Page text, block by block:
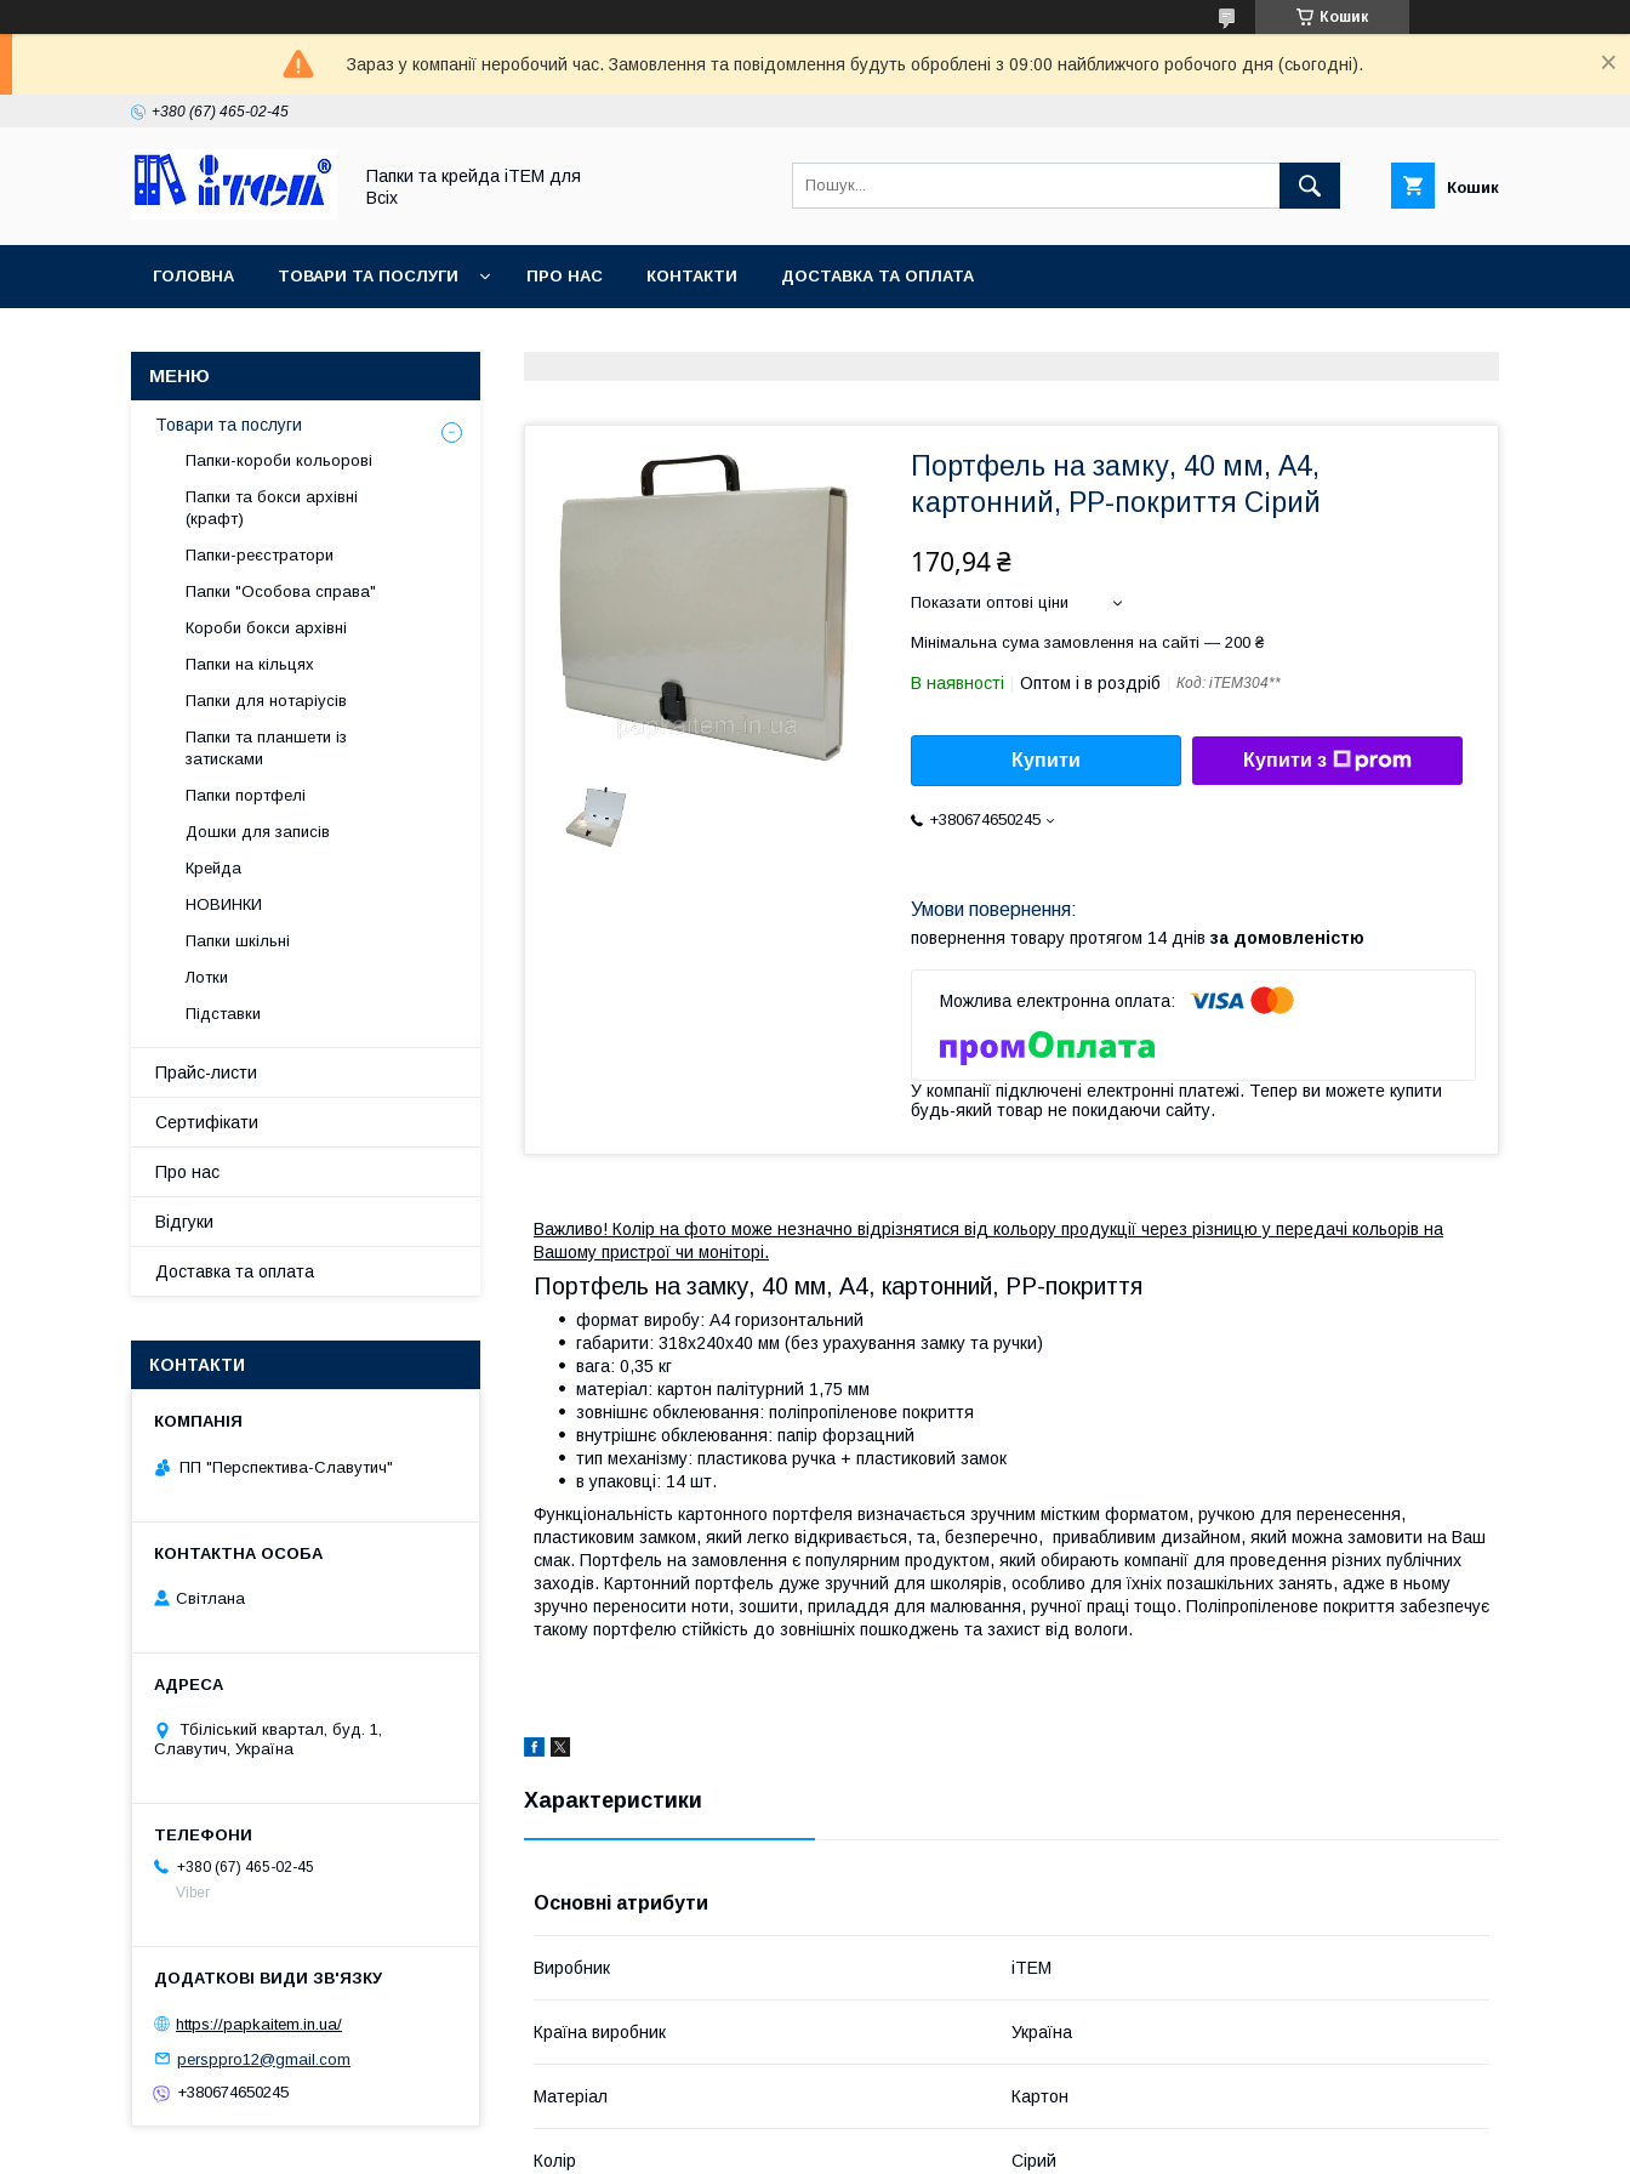
Кошик
Зараз у компанії неробочий час. Замовлення та повідомлення будуть оброблені з 09:00 найближчого робочого дня (сьогодні).
+380 (67) 465-02-45
Папки та крейда iTEM для
Всіх
Кошик
ГОЛОВНА ТОВАРИ ТА ПОСЛУГИ ПРО НАС КОНТАКТИ ДОСТАВКА ТА ОПЛАТА
Портфель на замку, 40 мм, А4,
картонний, PP-покриття Сірий
170,94 ₴
Показати оптові ціни
Мінімальна сума замовлення на сайті — 200 ₴
В наявності Оптом і в роздріб Код: iTEM304**
Купити Купити з
+380674650245
повернення товару протягом 14 днів за домовленістю
У компанії підключені електронні платежі. Тепер ви можете купити
будь-який товар не покидаючи сайту.
Важливо! Колір на фото може незначно відрізнятися від кольору продукції через різницю у передачі кольорів на
Вашому пристрої чи моніторі.
Портфель на замку, 40 мм, А4, картонний, PP-покриття
формат виробу: А4 горизонтальний
габарити: 318х240х40 мм (без урахування замку та ручки)
вага: 0,35 кг
матеріал: картон палітурний 1,75 мм
зовнішнє обклеювання: поліпропіленове покриття
внутрішнє обклеювання: папір форзацний
тип механізму: пластикова ручка + пластиковий замок
в упаковці: 14 шт.
Функціональність картонного портфеля визначається зручним містким форматом, ручкою для перенесення,
пластиковим замком, який легко відкривається, та, безперечно, привабливим дизайном, який можна замовити на Ваш
смак. Портфель на замовлення є популярним продуктом, який обирають компанії для проведення різних публічних
заходів. Картонний портфель дуже зручний для школярів, особливо для їхніх позашкільних занять, адже в ньому
зручно переносити ноти, зошити, приладдя для малювання, ручної праці тощо. Поліпропіленове покриття забезпечує
такому портфелю стійкість до зовнішніх пошкоджень та захист від вологи.
Характеристики
Основні атрибути
Виробник iTEM
Країна виробник Україна
Матеріал Картон
Колір Сірий
Товари та послуги
Папки-короби кольорові
Папки та бокси архівні
(крафт)
Папки-реєстратори
Папки "Особова справа"
Короби бокси архівні
Папки на кільцях
Папки для нотаріусів
Папки та планшети із
затисками
Папки портфелі
Дошки для записів
Крейда
НОВИНКИ
Папки шкільні
Лотки
Підставки
Прайс-листи
Сертифікати
Про нас
Відгуки
Доставка та оплата
КОНТАКТИ
ПП "Перспектива-Славутич"
Світлана
Тбіліський квартал, буд. 1,
Славутич, Україна
+380 (67) 465-02-45
Viber
https://papkaitem.in.ua/
persppro12@gmail.com
+380674650245